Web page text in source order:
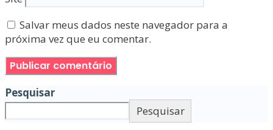
Salvar meus dados neste navegador para a
próxima vez que eu comentar.
Pesquisar
Pesquisar